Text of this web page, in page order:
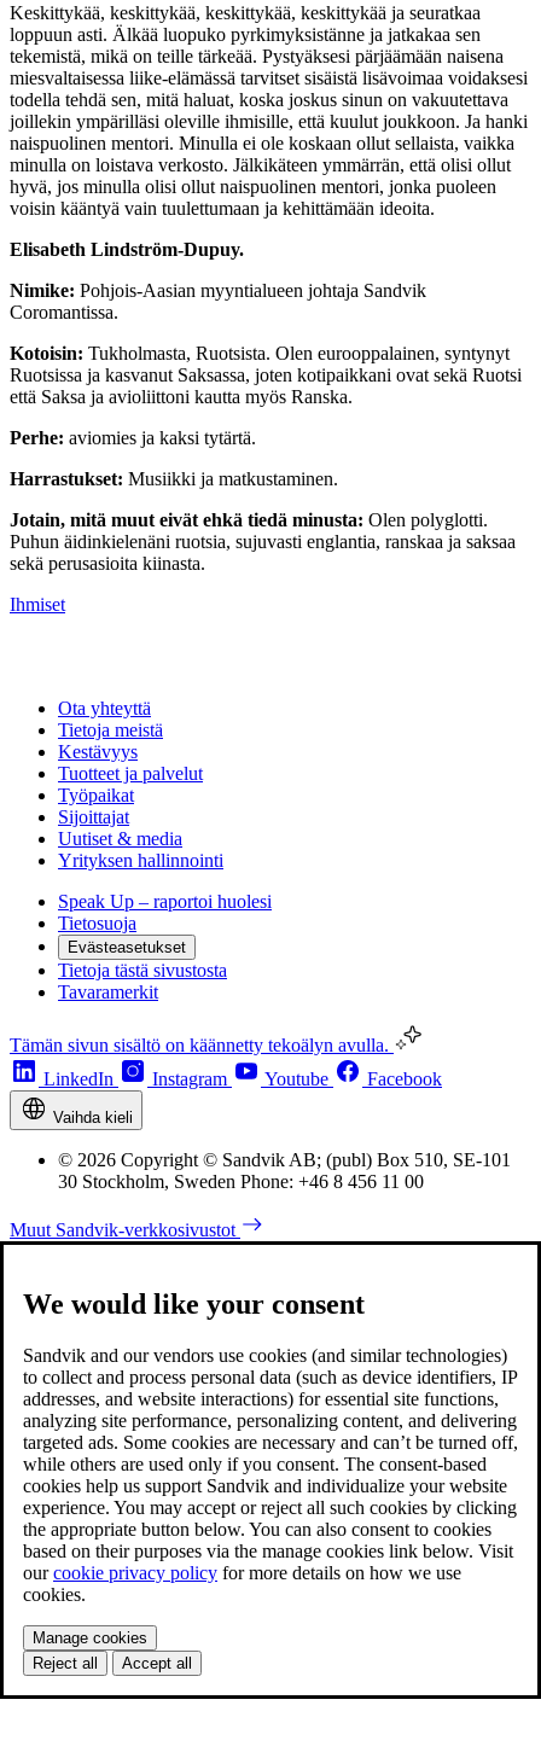
Keskittykää, keskittykää, keskittykää, keskittykää ja seuratkaa
loppuun asti. Älkää luopuko pyrkimyksistänne ja jatkakaa sen
tekemistä, mikä on teille tärkeää. Pystyäksesi pärjäämään naisena
miesvaltaisessa liike-elämässä tarvitset sisäistä lisävoimaa voidaksesi
todella tehdä sen, mitä haluat, koska joskus sinun on vakuutettava
joillekin ympärilläsi oleville ihmisille, että kuulut joukkoon. Ja hanki
naispuolinen mentori. Minulla ei ole koskaan ollut sellaista, vaikka
minulla on loistava verkosto. Jälkikäteen ymmärrän, että olisi ollut
hyvä, jos minulla olisi ollut naispuolinen mentori, jonka puoleen
voisin kääntyä vain tuulettumaan ja kehittämään ideoita.
Elisabeth Lindström-Dupuy.
Nimike: Pohjois-Aasian myyntialueen johtaja Sandvik
Coromantissa.
Kotoisin: Tukholmasta, Ruotsista. Olen eurooppalainen, syntynyt
Ruotsissa ja kasvanut Saksassa, joten kotipaikkani ovat sekä Ruotsi
että Saksa ja avioliittoni kautta myös Ranska.
Perhe: aviomies ja kaksi tytärtä.
Harrastukset: Musiikki ja matkustaminen.
Jotain, mitä muut eivät ehkä tiedä minusta: Olen polyglotti.
Puhun äidinkielenäni ruotsia, sujuvasti englantia, ranskaa ja saksaa
sekä perusasioita kiinasta.
Ihmiset
Ota yhteyttä
Tietoja meistä
Kestävyys
Tuotteet ja palvelut
Työpaikat
Sijoittajat
Uutiset & media
Yrityksen hallinnointi
Speak Up – raportoi huolesi
Tietosuoja
Evästeasetukset
Tietoja tästä sivustosta
Tavaramerkit
Tämän sivun sisältö on käännetty tekoälyn avulla.
LinkedIn
Instagram Youtube Facebook
Vaihda kieli
© 2026 Copyright © Sandvik AB; (publ) Box 510, SE-101
30 Stockholm, Sweden Phone: +46 8 456 11 00
Muut Sandvik-verkkosivustot
We would like your consent
Sandvik and our vendors use cookies (and similar technologies)
to collect and process personal data (such as device identifiers, IP
addresses, and website interactions) for essential site functions,
analyzing site performance, personalizing content, and delivering
targeted ads. Some cookies are necessary and can’t be turned off,
while others are used only if you consent. The consent-based
cookies help us support Sandvik and individualize your website
experience. You may accept or reject all such cookies by clicking
the appropriate button below. You can also consent to cookies
based on their purposes via the manage cookies link below. Visit
ourcookie privacy policy for more details on how we use
cookies.
Manage cookies
Reject all
Accept all